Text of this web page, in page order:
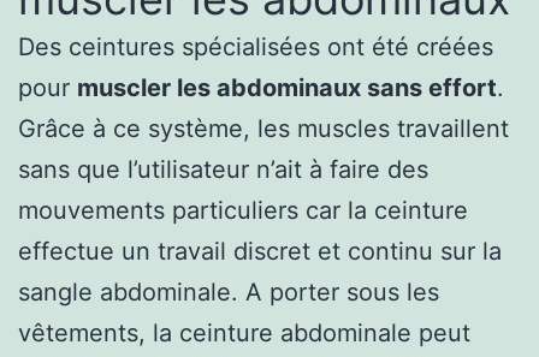
Des ceintures spécialisées ont été créées
pour muscler les abdominaux sans effort.
Grâce à ce système, les muscles travaillent
sans que l’utilisateur n’ait à faire des
mouvements particuliers car la ceinture
effectue un travail discret et continu sur la
sangle abdominale. A porter sous les
vêtements, la ceinture abdominale peut